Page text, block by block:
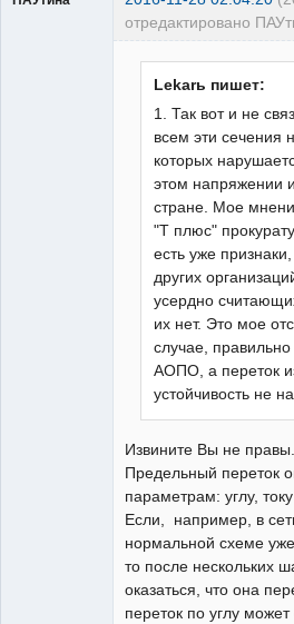
отредактировано
Lekarь пишет:
1. Так вот и не
всем эти сечения
которых
этом напряжении
стране. Мое
"Т плюс"
есть уже
других
усердно
их нет. Это мое
случае,
АОПО, а переток
устойчивость не
Извините Вы не правы.
Предельный переток
параметрам: углу,
Если, например, в
нормальной схеме
то после нескольких
оказаться, что она
переток по углу